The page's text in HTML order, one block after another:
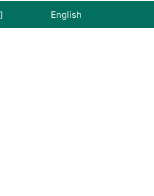
English